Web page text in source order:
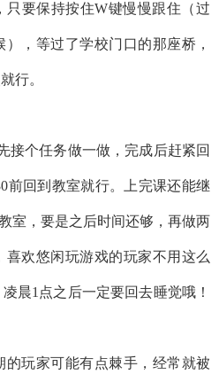
只要保持按住W键慢慢跟住（过
，等过了学校门口的那座桥，
行。
接个任务做一做，完成后赶紧回
前回到教室就行。上完课还能继
室，要是之后时间还够，再做两
欢悠闲玩游戏的玩家不用这么
晨1点之后一定要回去睡觉哦！
的玩家可能有点棘手，经常就被